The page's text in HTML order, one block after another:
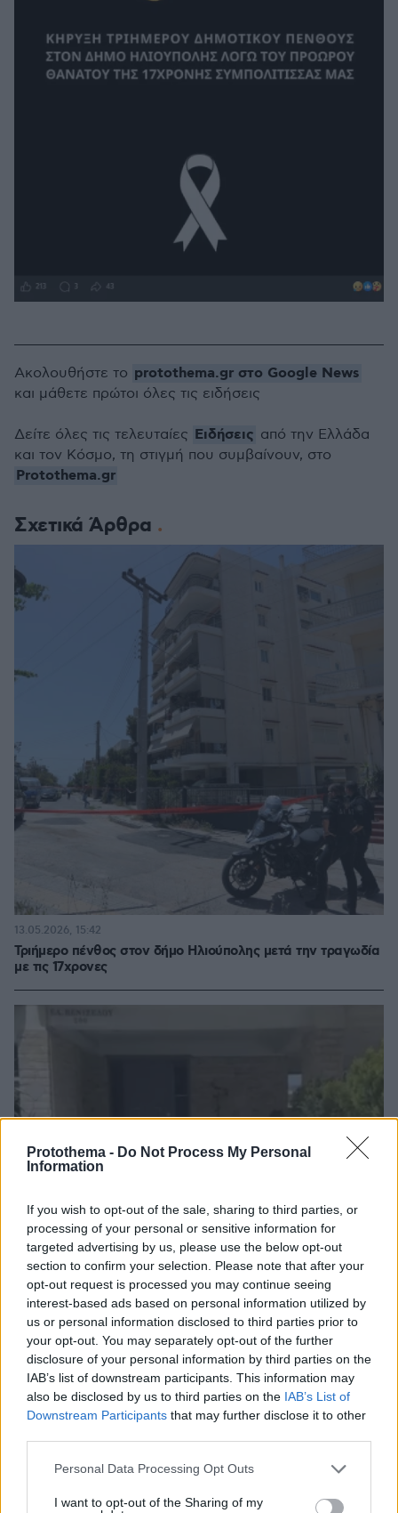
Protothema - Do Not Process My Personal
Information
If you wish to opt-out of the sale, sharing to third parties, or
processing of your personal or sensitive information for
targeted advertising by us, please use the below opt-out
section to confirm your selection. Please note that after your
opt-out request is processed you may continue seeing
interest-based ads based on personal information utilized by
us or personal information disclosed to third parties prior to
your opt-out. You may separately opt-out of the further
disclosure of your personal information by third parties on the
IAB’s list of downstream participants. This information may
also be disclosed by us to third parties on the IAB’s List of
Downstream Participants that may further disclose it to other
Please note that this website/app uses one or more Google
not limited to your visit or usage behaviour. You may click to
Personal Data Processing Opt Outs
I want to opt-out of the Sharing of my
Σχετικά Άρθρα
Τριήμερο πένθος στον δήμο Ηλιούπολης μετά την τραγωδία
με τις 17χρονες
13.05.2026, 15:42
Λουλούδια αφήνουν στο σημείο που έπεσαν οι 17χρονες
στην Ηλιούπολη, δείτε βίντεο
13.05.2026, 11:24
Ακολουθήστε το protothema.gr στο Google News
και μάθετε πρώτοι όλες τις ειδήσεις
Δείτε όλες τις τελευταίες Ειδήσεις από την Ελλάδα
και τον Κόσμο, τη στιγμή που συμβαίνουν, στο
Protothema.gr